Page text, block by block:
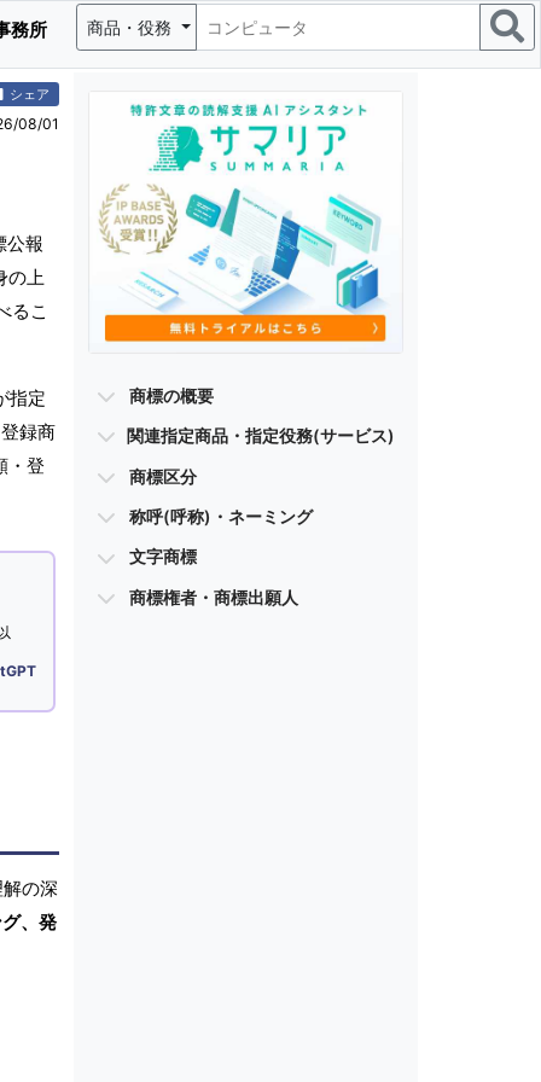
務所 商品・役務
シェア
08/01
公報
の上
るこ
指定
録商
・登
の深
、発
商標の概要
関連指定商品・指定役務(サービス)
商標区分
称呼(呼称)・ネーミング
文字商標
商標権者・商標出願人